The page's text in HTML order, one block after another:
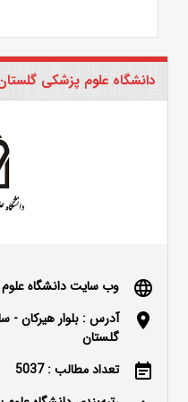
دانشگاه علوم پزشکی
language وب سایت دانشگاه
location_on
آدرس : بلوار هیرکان -
گلستان
event_note تعداد مطالب : 5037